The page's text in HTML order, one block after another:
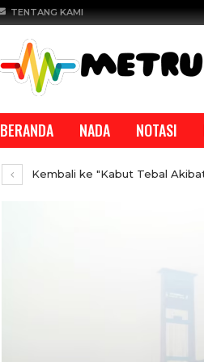
TENTANG KAMI
BERANDA NADA NOTASI
Kembali ke "Kabut Tebal